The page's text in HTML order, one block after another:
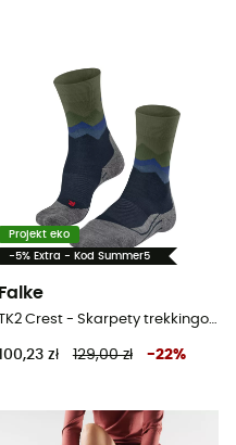
Projekt eko
-5% Extra - Kod Summer5
Falke
TK2 Crest - Skarpety trekkingowe meskie
100,23 zł 129,00 zł -22%